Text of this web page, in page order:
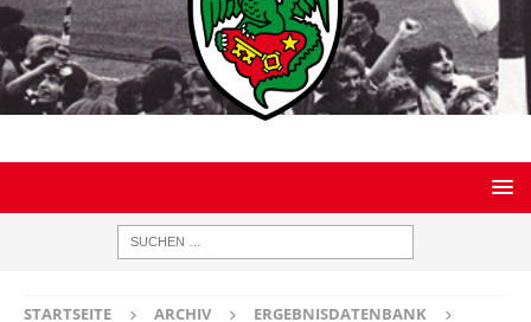
STARTSEITE ARCHIV
ERGEBNISDATENBANK